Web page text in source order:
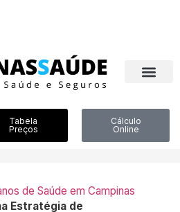
Tabela
Preços
Cálculo
Online
de Saúde em Campinas
Estratégia de